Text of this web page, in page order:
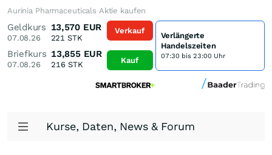
Aurinia Pharmaceuticals Aktie kaufen
Geldkurs
07.08.26
13,570 EUR
221 STK
Briefkurs
07.08.26
13,855 EUR
216STK
Verkauf
Kauf
Verlängerte
Handelszeiten
07:30 bis 23:00 Uhr
Kurse, Daten, News & Forum